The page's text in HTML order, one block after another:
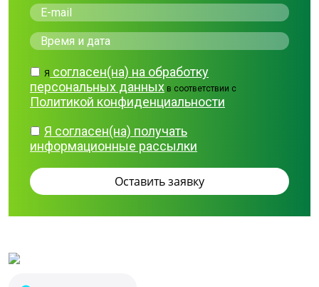
Я согласен(на) на обработку
персональных данных в соответствии с
Политикой конфиденциальности
Я согласен(на) получать
информационные рассылки